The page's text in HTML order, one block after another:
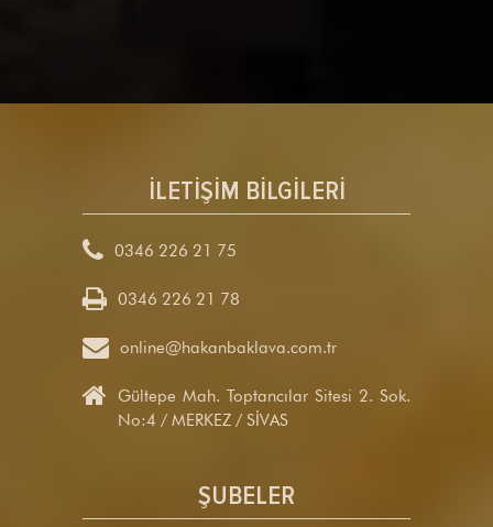
İLETİŞİM BİLGİLERİ
 0346 226 21 75
0346 226 21 78
 online@hakanbaklava.com.tr
 Gültepe Mah. Toptancılar Sitesi 2. Sok.
No:4 / MERKEZ / SİVAS
ŞUBELER